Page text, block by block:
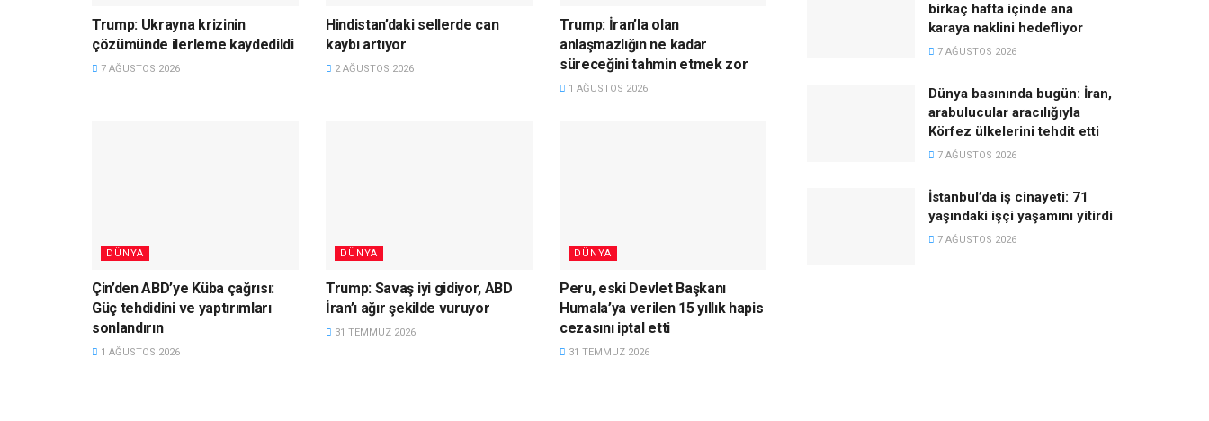
Trump: Ukrayna krizinin
çözümünde ilerleme kaydedildi
7 AĞUSTOS 2026
Hindistan’daki sellerde can
kaybı artıyor
2 AĞUSTOS 2026
Trump: İran’la olan
anlaşmazlığın ne kadar
süreceğini tahmin etmek zor
1 AĞUSTOS 2026
DÜNYA
Çin’den ABD’ye Küba çağrısı:
Güç tehdidini ve yaptırımları
sonlandırın
1 AĞUSTOS 2026
DÜNYA
Trump: Savaş iyi gidiyor, ABD
İran’ı ağır şekilde vuruyor
31 TEMMUZ 2026
DÜNYA
Peru, eski Devlet Başkanı
Humala’ya verilen 15 yıllık hapis
cezasını iptal etti
31 TEMMUZ 2026
birkaç hafta içinde ana
karaya naklini hedefliyor
7 AĞUSTOS 2026
Dünya basınında bugün: İran,
arabulucular aracılığıyla
Körfez ülkelerini tehdit etti
7 AĞUSTOS 2026
İstanbul’da iş cinayeti: 71
yaşındaki işçi yaşamını yitirdi
7 AĞUSTOS 2026